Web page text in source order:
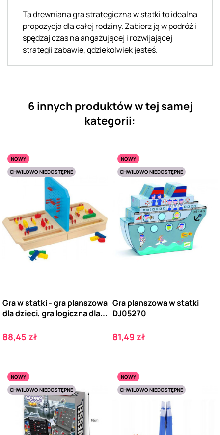
Ta drewniana gra strategiczna w statki to idealna
propozycja dla całej rodziny. Zabierz ją w podróż i
spędzaj czas na angażującej i rozwijającej
strategii zabawie, gdziekolwiek jesteś.
6 innych produktów w tej samej
kategorii:
NOWY
CHWILOWO NIEDOSTĘPNE
Gra w statki - gra planszowa
dla dzieci, gra logiczna dla...
Cena
88,45 zł
NOWY
CHWILOWO NIEDOSTĘPNE
Gra planszowa w statki
DJ05270
Cena
81,49 zł
NOWY
CHWILOWO NIEDOSTĘPNE
NOWY
CHWILOWO NIEDOSTĘPNE